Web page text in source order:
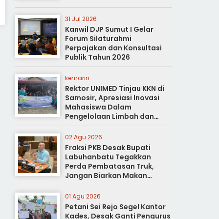
31 Jul 2026
Kanwil DJP Sumut I Gelar
Forum Silaturahmi
Perpajakan dan Konsultasi
Publik Tahun 2026
kemarin
Rektor UNIMED Tinjau KKN di
Samosir, Apresiasi Inovasi
Mahasiswa Dalam
Pengelolaan Limbah dan
Pertanian Ramah Lingkungan
02 Agu 2026
Fraksi PKB Desak Bupati
Labuhanbatu Tegakkan
Perda Pembatasan Truk,
Jangan Biarkan Makan
Korban
01 Agu 2026
Petani Sei Rejo Segel Kantor
Kades, Desak Ganti Pengurus